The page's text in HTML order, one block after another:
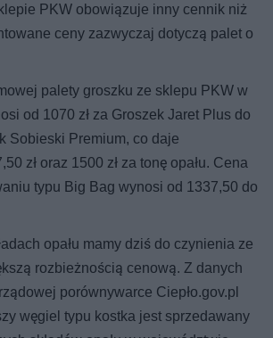
PKW obowiązuje inny cennik niż
ceny zazwyczaj dotyczą palet o
palety groszku ze sklepu PKW w
od 1070 zł za Groszek Jaret Plus do
Sobieski Premium, co daje
zł oraz 1500 zł za tonę opału. Cena
typu Big Bag wynosi od 1337,50 do
opału mamy dziś do czynienia ze
rozbieżnością cenową. Z danych
porównywarce Ciepło.gov.pl
węgiel typu kostka jest sprzedawany